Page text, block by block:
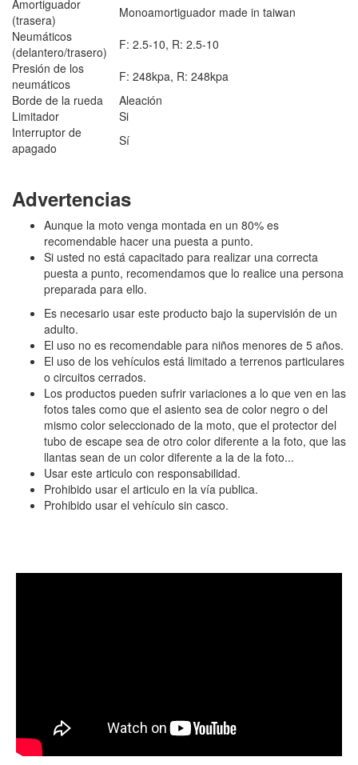
Amortiguador
(trasera)
Monoamortiguador made in taiwan
Neumáticos
(delantero/trasero)
F: 2.5-10, R: 2.5-10
Presión de los
neumáticos
F: 248kpa, R: 248kpa
Borde de la rueda
Aleación
Limitador
Si
Interruptor de
apagado
Sí
Advertencias
Aunque la moto venga montada en un 80% es
recomendable hacer una puesta a punto.
Si usted no está capacitado para realizar una correcta
puesta a punto, recomendamos que lo realice una persona
preparada para ello.
Es necesario usar este producto bajo la supervisión de un
adulto.
El uso no es recomendable para niños menores de 5 años.
El uso de los vehículos está limitado a terrenos particulares
o circuitos cerrados.
Los productos pueden sufrir variaciones a lo que ven en las
fotos tales como que el asiento sea de color negro o del
mismo color seleccionado de la moto, que el protector del
tubo de escape sea de otro color diferente a la foto, que las
llantas sean de un color diferente a la de la foto...
Usar este articulo con responsabilidad.
Prohibido usar el articulo en la vía publica.
Prohibido usar el vehículo sin casco.